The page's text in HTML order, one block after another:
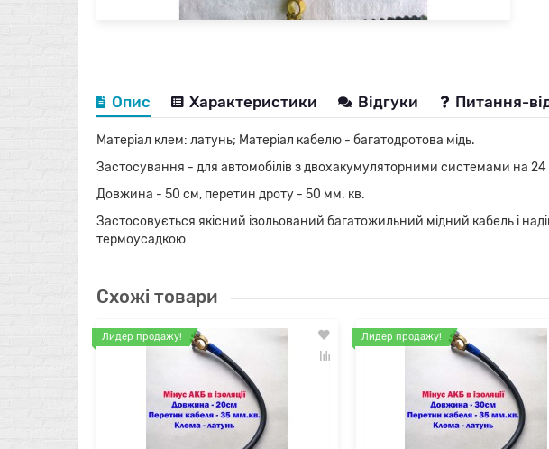
Опис Характеристики Відгуки Питання-
Матеріал клем: латунь; Матеріал кабелю - багатодротова мідь.
Застосування - для автомобілів з двохакумуляторними системами на 24
Довжина - 50 см, перетин дроту - 50 мм. кв.
Застосовується якісний ізольований багатожильний мідний кабель і
термоусадкою
Схожі товари
Лидер продажу! Лидер продажу!